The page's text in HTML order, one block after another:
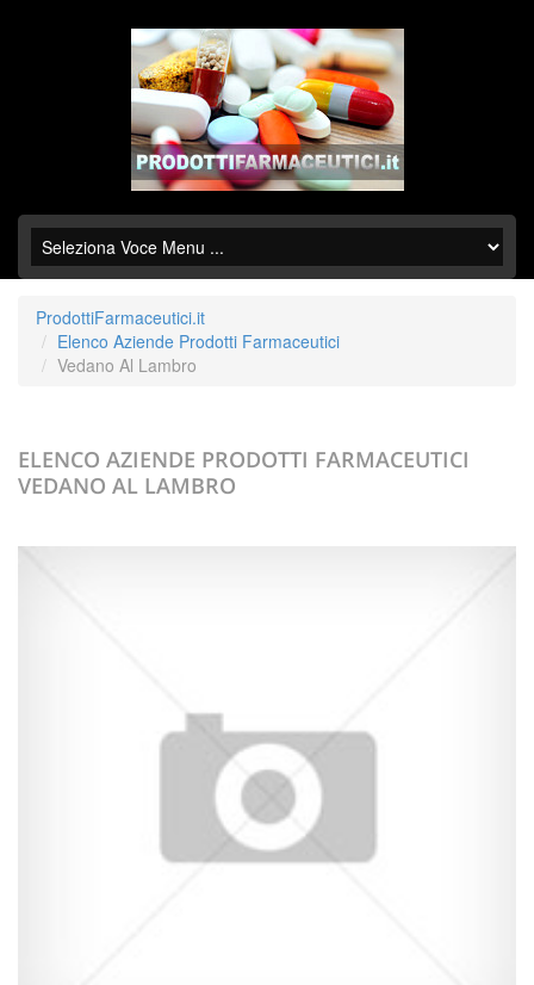
ProdottiFarmaceutici.it
Elenco Aziende Prodotti Farmaceutici
Vedano Al Lambro
ELENCO AZIENDE PRODOTTI FARMACEUTICI
VEDANO AL LAMBRO